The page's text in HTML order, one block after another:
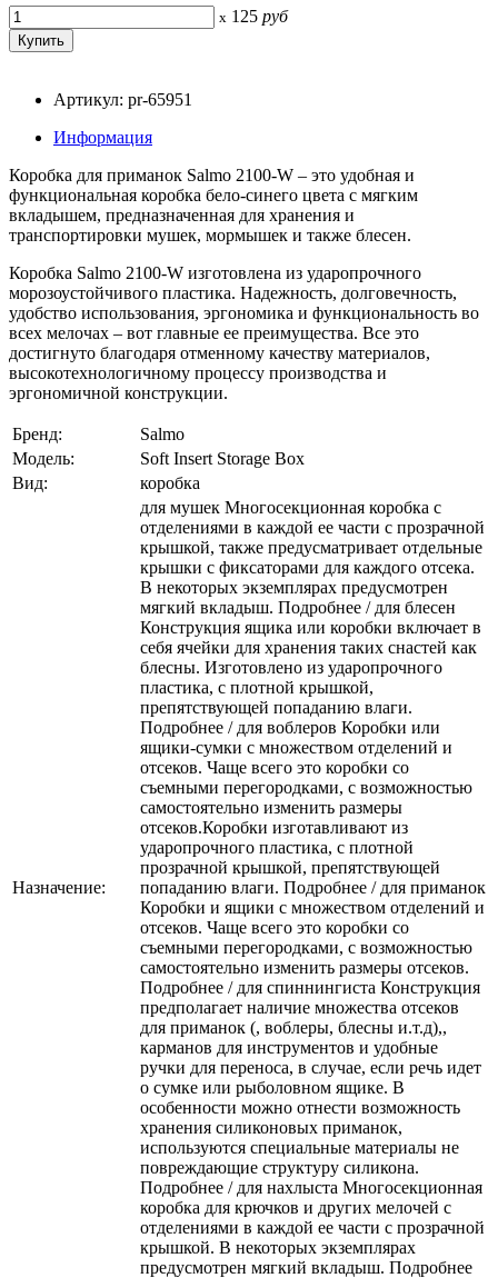
x 125 руб
Артикул: pr-65951
Информация
Коробка для приманок Salmo 2100-W – это удобная и
функциональная коробка бело-синего цвета с мягким
вкладышем, предназначенная для хранения и
транспортировки мушек, мормышек и также блесен.
Коробка Salmo 2100-W изготовлена из ударопрочного
морозоустойчивого пластика. Надежность, долговечность,
удобство использования, эргономика и функциональность во
всех мелочах – вот главные ее преимущества. Все это
достигнуто благодаря отменному качеству материалов,
высокотехнологичному процессу производства и
эргономичной конструкции.
Бренд:
Salmo
Модель:
Soft Insert Storage Box
Вид:
коробка
Назначение:
для мушек Многосекционная коробка с
отделениями в каждой ее части с прозрачной
крышкой, также предусматривает отдельные
крышки с фиксаторами для каждого отсека.
В некоторых экземплярах предусмотрен
мягкий вкладыш. Подробнее / для блесен
Конструкция ящика или коробки включает в
себя ячейки для хранения таких снастей как
блесны. Изготовлено из ударопрочного
пластика, с плотной крышкой,
препятствующей попаданию влаги.
Подробнее / для воблеров Коробки или
ящики-сумки с множеством отделений и
отсеков. Чаще всего это коробки со
съемными перегородками, с возможностью
самостоятельно изменить размеры
отсеков.Коробки изготавливают из
ударопрочного пластика, с плотной
прозрачной крышкой, препятствующей
попаданию влаги. Подробнее / для приманок
Коробки и ящики с множеством отделений и
отсеков. Чаще всего это коробки со
съемными перегородками, с возможностью
самостоятельно изменить размеры отсеков.
Подробнее / для спиннингиста Конструкция
предполагает наличие множества отсеков
для приманок (, воблеры, блесны и.т.д),,
карманов для инструментов и удобные
ручки для переноса, в случае, если речь идет
о сумке или рыболовном ящике. В
особенности можно отнести возможность
хранения силиконовых приманок,
используются специальные материалы не
повреждающие структуру силикона.
Подробнее / для нахлыста Многосекционная
коробка для крючков и других мелочей с
отделениями в каждой ее части с прозрачной
крышкой. В некоторых экземплярах
предусмотрен мягкий вкладыш. Подробнее